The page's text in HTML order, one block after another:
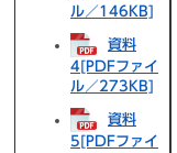
ル／146KB]
資料
4[PDFファイ
ル／273KB]
資料
5[PDFファイ